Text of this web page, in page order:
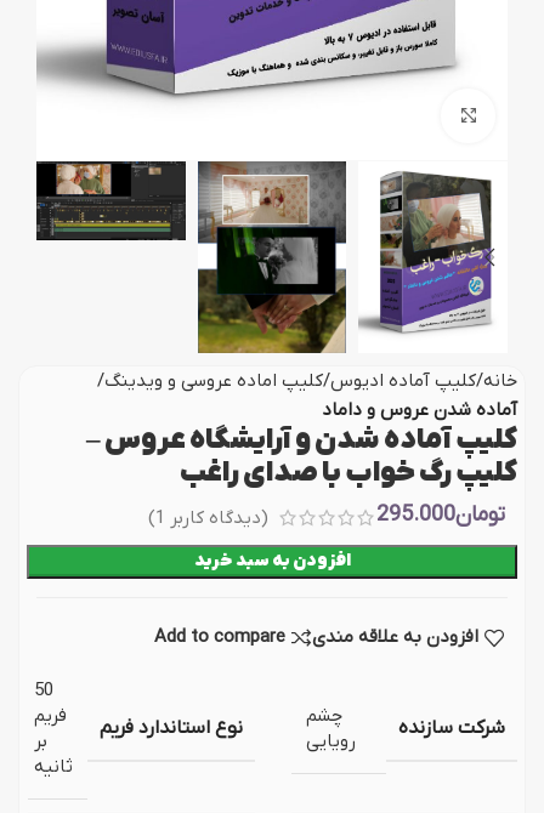
خانه کلیپ آماده ادیوس کلیپ اماده عروسی و ویدینگ
آماده شدن عروس و داماد
کلیپ آماده شدن و آرایشگاه عروس –
کلیپ رگ خواب با صدای راغب
تومان295.000 (دیدگاه کاربر 1
)
افزودن به سبد خرید
افزودن به علاقه مندی Add to compare
شرکت سازنده
چشم
رویایی
نوع استاندارد فریم
50
فریم
بر
ثانیه